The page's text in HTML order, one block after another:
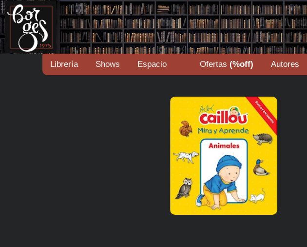
Librería Shows Espacio Ofertas (%off) Autores